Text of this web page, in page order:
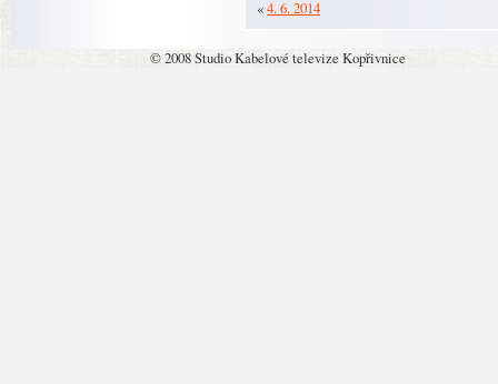
«4. 6. 2014
© 2008 Studio Kabelové televize Kopřivnice